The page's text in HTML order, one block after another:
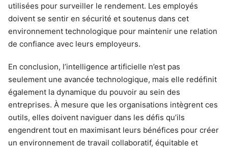
utilisées pour surveiller le rendement. Les employés
doivent se sentir en sécurité et soutenus dans cet
environnement technologique pour maintenir une relation
de confiance avec leurs employeurs.
En conclusion, l’intelligence artificielle n’est pas
seulement une avancée technologique, mais elle redéfinit
également la dynamique du pouvoir au sein des
entreprises. À mesure que les organisations intègrent ces
outils, elles doivent naviguer dans les défis qu’ils
engendrent tout en maximisant leurs bénéfices pour créer
un environnement de travail collaboratif, équitable et